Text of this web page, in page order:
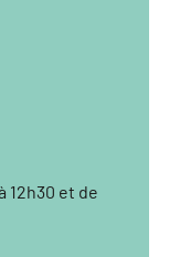
12h30 et de